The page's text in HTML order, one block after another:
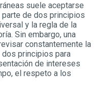
suele aceptarse
de dos principios
y la regla de la
Sin embargo, una
constantemente la
principios para
de intereses
el respeto a los